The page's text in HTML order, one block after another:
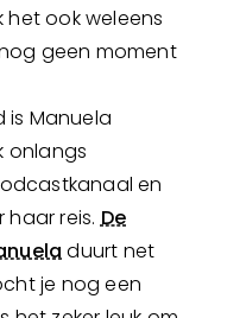
het ook weleens
geen moment
is Manuela
onlangs
en
haar reis.De
duurt net
je nog een